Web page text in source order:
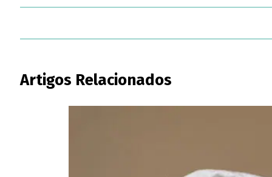
Artigos Relacionados